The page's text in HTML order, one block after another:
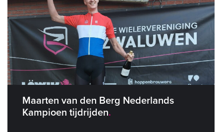
Maarten van den Berg Nederlands
Kampioen tijdrijden